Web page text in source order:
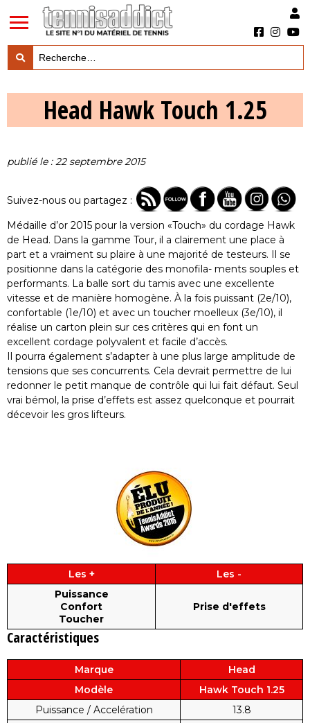
LES ACTUS MARQUES & PRODUITS
LES GUIDES DU MATERIEL
Head Hawk Touch 1.25
publié le : 22 septembre 2015
Suivez-nous ou partagez :
Médaille d’or 2015 pour la version «Touch» du cordage Hawk
de Head. Dans la gamme Tour, il a clairement une place à
part et a vraiment su plaire à une majorité de testeurs. Il se
positionne dans la catégorie des monofila- ments souples et
performants. La balle sort du tamis avec une excellente
vitesse et de manière homogène. À la fois puissant (2e/10),
confortable (1e/10) et avec un toucher moelleux (3e/10), il
réalise un carton plein sur ces critères qui en font un
excellent cordage polyvalent et facile d’accès.
Il pourra également s’adapter à une plus large amplitude de
tensions que ses concurrents. Cela devrait permettre de lui
redonner le petit manque de contrôle qui lui fait défaut. Seul
vrai bémol, la prise d’effets est assez quelconque et pourrait
décevoir les gros lifteurs.
Les +
Les -
Puissance
Confort
Toucher
Prise d'effets
Caractéristiques
Marque
Head
Modèle
Hawk Touch 1.25
Puissance / Accelération
13.8